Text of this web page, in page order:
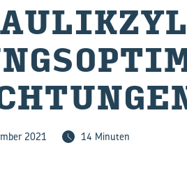
2021 14 Minuten